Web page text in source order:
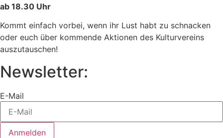
ab 18.30 Uhr
Kommt einfach vorbei, wenn ihr Lust habt zu schnacken
oder euch über kommende Aktionen des Kulturvereins
auszutauschen!
Newsletter:
E-Mail
Anmelden